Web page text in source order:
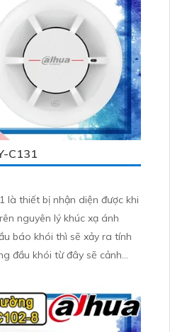
C131
là thiết bị nhận diện được khi
nguyên lý khúc xạ ánh
báo khói thì sẽ xảy ra tính
đầu khói từ đây sẽ cảnh